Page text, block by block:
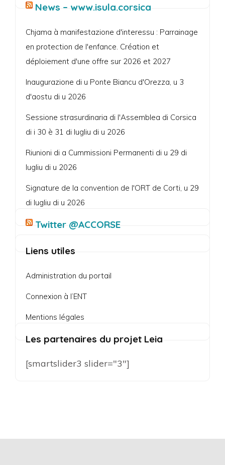
News – www.isula.corsica
Chjama à manifestazione d'interessu : Parrainage
en protection de l'enfance. Création et
déploiement d'une offre sur 2026 et 2027
Inaugurazione di u Ponte Biancu d'Orezza, u 3
d'aostu di u 2026
Sessione strasurdinaria di l'Assemblea di Corsica
di i 30 è 31 di lugliu di u 2026
Riunioni di a Cummissioni Permanenti di u 29 di
lugliu di u 2026
Signature de la convention de l'ORT de Corti, u 29
di lugliu di u 2026
Twitter @ACCORSE
Liens utiles
Administration du portail
Connexion à l’ENT
Mentions légales
Les partenaires du projet Leia
[smartslider3 slider="3"]